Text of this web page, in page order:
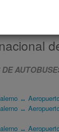
↔
↔
↔